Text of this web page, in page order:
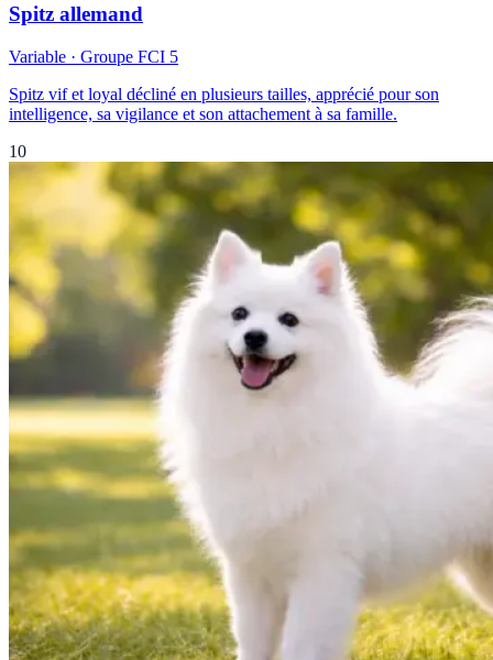
Spitz allemand
Variable · Groupe FCI 5
Spitz vif et loyal décliné en plusieurs tailles, apprécié pour son
intelligence, sa vigilance et son attachement à sa famille.
10